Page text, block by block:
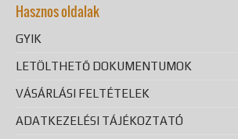
Hasznos oldalak
GYIK
LETÖLTHETŐ DOKUMENTUMOK
VÁSÁRLÁSI FELTÉTELEK
ADATKEZELÉSI TÁJÉKOZTATÓ